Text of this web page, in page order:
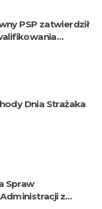
PSP zatwierdził
technik
Dnia Strażaka
Spraw
z